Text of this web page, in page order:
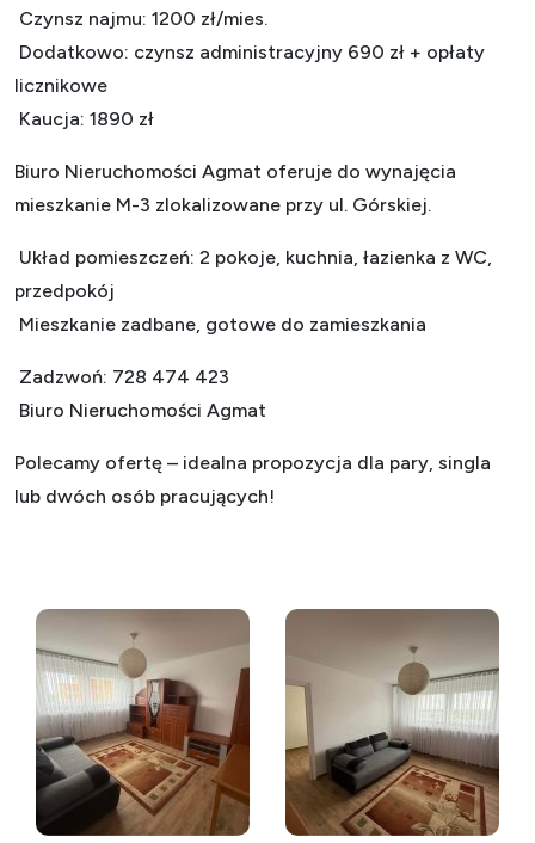
Czynsz najmu: 1200 zł/mies.
Dodatkowo: czynsz administracyjny 690 zł + opłaty
licznikowe
Kaucja: 1890 zł
Biuro Nieruchomości Agmat oferuje do wynajęcia
mieszkanie M-3 zlokalizowane przy ul. Górskiej.
Układ pomieszczeń: 2 pokoje, kuchnia, łazienka z WC,
przedpokój
Mieszkanie zadbane, gotowe do zamieszkania
Zadzwoń: 728 474 423
Biuro Nieruchomości Agmat
Polecamy ofertę – idealna propozycja dla pary, singla
lub dwóch osób pracujących!